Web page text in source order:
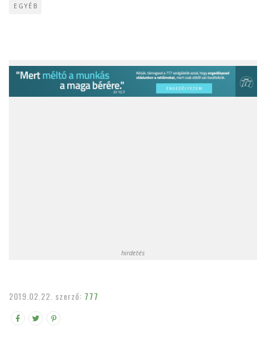
EGYÉB
hirdetés
2019.02.22. szerző: 777